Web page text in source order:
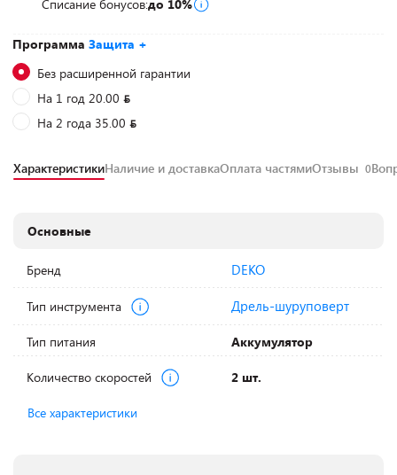
Программа Защита +
Без расширенной гарантии
На 1 год 20.00
На 2 года 35.00
Списание бонусов:до 10%
ХарактеристикиНаличие и доставкаОплата частямиОтзывы 0
Основные
Бренд DEKO
Тип инструмента Дрель-шуруповерт
Тип питания Аккумулятор
Количество скоростей 2 шт.
Все характеристики